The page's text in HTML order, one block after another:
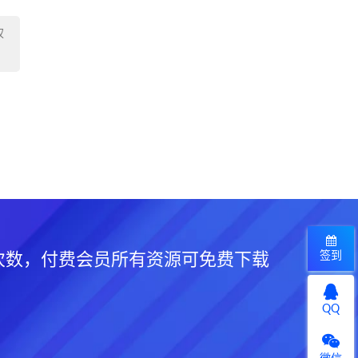
，付费会员所有资源可免费下载 签到
QQ